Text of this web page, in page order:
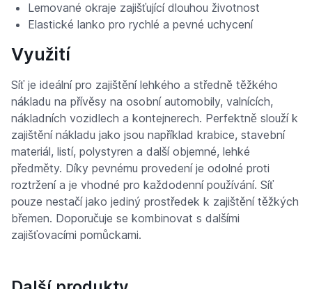
Lemované okraje zajišťující dlouhou životnost
Elastické lanko pro rychlé a pevné uchycení
Využití
Síť je ideální pro zajištění lehkého a středně těžkého
nákladu na přívěsy na osobní automobily, valnících,
nákladních vozidlech a kontejnerech. Perfektně slouží k
zajištění nákladu jako jsou například krabice, stavební
materiál, listí, polystyren a další objemné, lehké
předměty. Díky pevnému provedení je odolné proti
roztržení a je vhodné pro každodenní používání. Síť
pouze nestačí jako jediný prostředek k zajištění těžkých
břemen. Doporučuje se kombinovat s dalšími
zajišťovacími pomůckami.